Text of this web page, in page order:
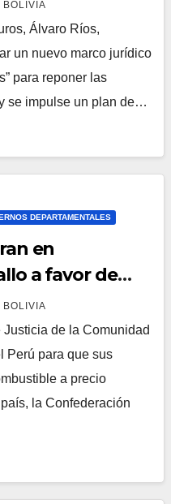
BOLIVIA
Álvaro Ríos,
un nuevo marco jurídico
para reponer las
se impulse un plan de…
DEPARTAMENTALES
en
a favor de
combustible y
viceministro
BOLIVIA
de la Comunidad
Perú para que sus
a precio
la Confederación